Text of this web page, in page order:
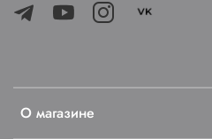
О магазине